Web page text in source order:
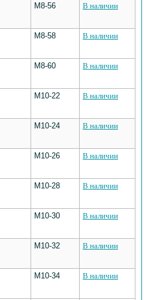
М8-56 В наличии
М8-58 В наличии
М8-60 В наличии
М10-22 В наличии
М10-24 В наличии
М10-26 В наличии
М10-28 В наличии
М10-30 В наличии
М10-32 В наличии
М10-34 В наличии